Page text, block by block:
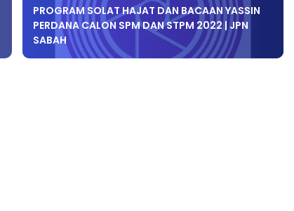
PROGRAM SOLAT HAJAT DAN BACAAN YASSIN
PERDANA CALON SPM DAN STPM 2022 | JPN
SABAH